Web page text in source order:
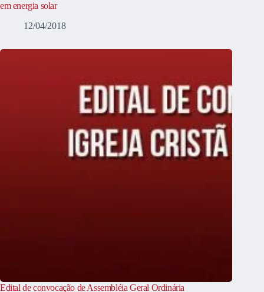
em energia solar
12/04/2018
Edital de convocação de Assembléia Geral Ordinária